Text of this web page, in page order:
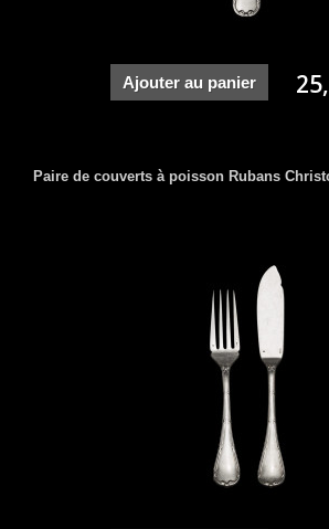
Ajouter au panier
Paire de couverts à poisson Rubans